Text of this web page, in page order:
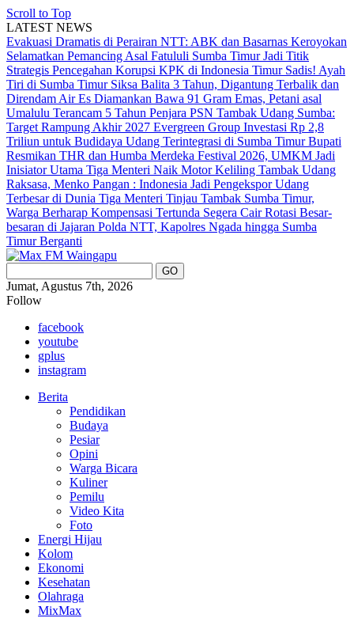
Scroll to Top
LATEST NEWS
Evakuasi Dramatis di Perairan NTT: ABK dan Basarnas Keroyokan
Selamatkan Pemancing Asal Fatululi Sumba Timur Jadi Titik
Strategis Pencegahan Korupsi KPK di Indonesia Timur Sadis! Ayah
Tiri di Sumba Timur Siksa Balita 3 Tahun, Digantung Terbalik dan
Direndam Air Es Diamankan Bawa 91 Gram Emas, Petani asal
Umalulu Terancam 5 Tahun Penjara PSN Tambak Udang Sumba:
Target Rampung Akhir 2027 Evergreen Group Investasi Rp 2,8
Triliun untuk Budidaya Udang Terintegrasi di Sumba TimurBupati
Resmikan THR dan Humba Merdeka Festival 2026, UMKM Jadi
Inisiator Utama Tiga Menteri Naik Motor Keliling Tambak Udang
Raksasa, Menko Pangan : Indonesia Jadi Pengekspor Udang
Terbesar di Dunia Tiga Menteri Tinjau Tambak Sumba Timur,
Warga Berharap Kompensasi Tertunda Segera CairRotasi Besar-
besaran di Jajaran Polda NTT, Kapolres Ngada hingga Sumba
Timur Berganti
Jumat, Agustus 7th, 2026
Follow
facebook
youtube
gplus
instagram
Berita
Pendidikan
Budaya
Pesiar
Opini
Warga Bicara
Kuliner
Pemilu
Video Kita
Foto
Energi Hijau
Kolom
Ekonomi
Kesehatan
Olahraga
MixMax